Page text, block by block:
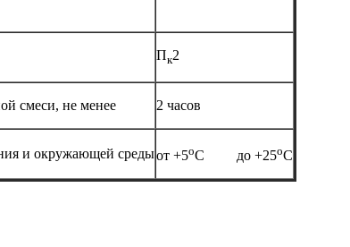
Пк2
смеси, не менее 2 часов
и окружающей средыот +5оС до +25оС